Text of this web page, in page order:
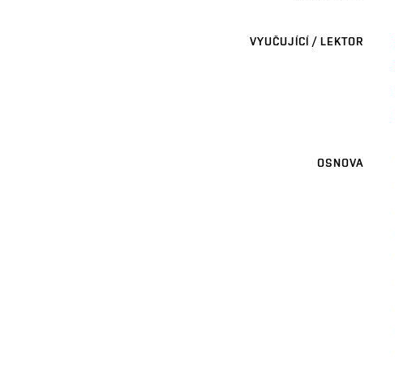
VYUČUJÍCÍ / LEKTOR
OSNOVA